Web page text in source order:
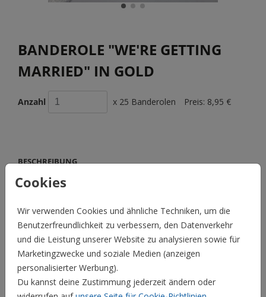
Cookies
Wir verwenden Cookies und ähnliche Techniken, um die
Benutzerfreundlichkeit zu verbessern, den Datenverkehr
und die Leistung unserer Website zu analysieren sowie für
Marketingzwecke und soziale Medien (anzeigen
personalisierter Werbung).
Du kannst deine Zustimmung jederzeit ändern oder
BANDEROLE "WE'RE GETTING
MARRIED" IN GOLD
Anzahl x 25 Banderolen Preis: 8,95 €
BESCHREIBUNG
Unsere schönen transparenten Banderolen mit dem Spruch
"we're getting married" passen perfekt zu jeder
cm, so dass Ihr damit Karten, Umschläge oder Pocketfolds
mit 15 cm Breite verschließen könnt. Als Set mit 25 Stück
erhältlich.
Preis:8,95 € für 25 Banderolen